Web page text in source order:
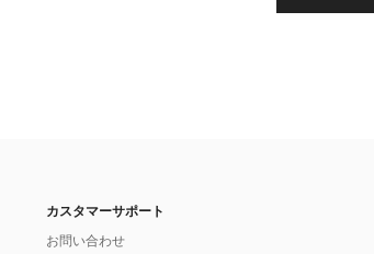
カスタマーサポート
お問い合わせ